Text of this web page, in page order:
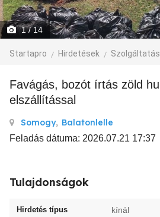
1/ 14
Startapro Hirdetések Szolgáltatás
Favágás, bozót írtás zöld hulladék
elszállítással
Somogy, Balatonlelle
Feladás dátuma: 2026.07.21 17:37
Tulajdonságok
Hirdetés típus kínál